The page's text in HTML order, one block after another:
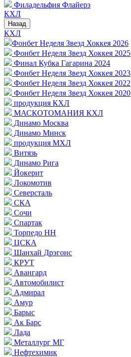
Филадельфия Флайерз
КХЛ
Назад
КХЛ
Фонбет Неделя Звезд Хоккея 2026
Фонбет Неделя Звезд Хоккея 2025
Финал Кубка Гагарина 2024
Фонбет Неделя Звезд Хоккея 2023
Фонбет Неделя Звезд Хоккея 2022
Фонбет Неделя Звезд Хоккея 2020
продукция КХЛ
МАСКОТОМАНИЯ КХЛ
Динамо Москва
Динамо Минск
продукция МХЛ
Витязь
Динамо Рига
Йокерит
Локомотив
Северсталь
СКА
Сочи
Спартак
Торпедо НН
ЦСКА
Шанхай Дрэгонс
КРУТ
Авангард
Автомобилист
Адмирал
Амур
Барыс
Ак Барс
Лада
Металлург МГ
Нефтехимик